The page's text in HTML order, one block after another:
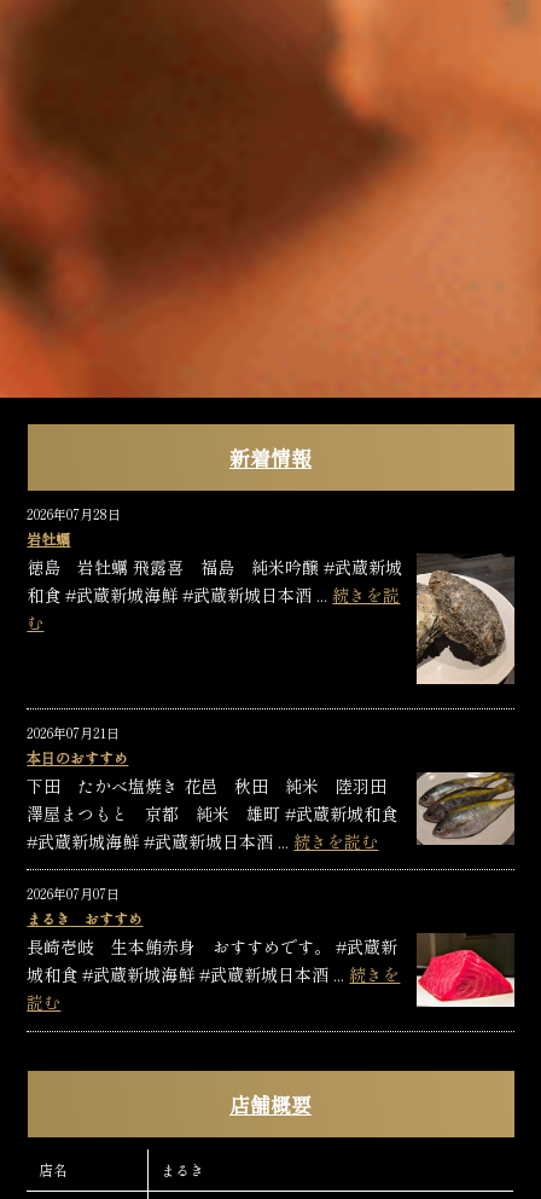
新着情報
2026年07月28日
岩牡蠣
徳島 岩牡蠣 飛露喜 福島 純米吟醸 #武蔵新城
和食 #武蔵新城海鮮 #武蔵新城日本酒 ... 続きを読
む
2026年07月21日
本日のおすすめ
下田 たかべ塩焼き 花邑 秋田 純米 陸羽田
澤屋まつもと 京都 純米 雄町 #武蔵新城和食
#武蔵新城海鮮 #武蔵新城日本酒 ... 続きを読む
2026年07月07日
まるき おすすめ
長崎壱岐 生本鮪赤身 おすすめです。 #武蔵新
城和食 #武蔵新城海鮮 #武蔵新城日本酒 ... 続きを
読む
店舗概要
店名 まるき